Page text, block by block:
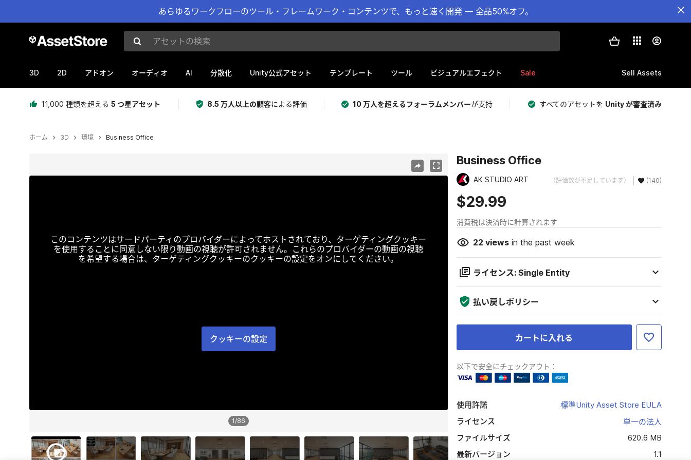
あらゆるワークフローのツール・フレームワーク・コンテンツで、もっと速く開発 — 全品50%オフ。
アセットの検索
3D 2D アドオン オーディオ AI 分散化 Unity公式アセット テンプレート ツール ビジュアルエフェクト Sale Sell Assets
11,000 種類を超える 5 つ星アセット 8.5 万人以上の顧客による評価 10 万人を超えるフォーラムメンバーが支持 すべてのアセットを Unity が審査済み
ホーム 3D 環境 Business Office
このコンテンツはサードパーティのプロバイダーによってホストされており、ターゲティングクッキー
を使用することに同意しない限り動画の視聴が許可されません。これらのプロバイダーの動画の視聴
を希望する場合は、ターゲティングクッキーのクッキーの設定をオンにしてください。
クッキーの設定
1/86
Business Office
AK STUDIO ART （評価数が不足しています） (140)
$29.99
消費税は決済時に計算されます
22 viewsin the past week
ライセンス: Single Entity
払い戻しポリシー
カートに入れる
以下で安全にチェックアウト：
使用許諾
標準Unity Asset Store EULA
ライセンス
単一の法人
ファイルサイズ
620.6 MB
最新バージョン
1.1